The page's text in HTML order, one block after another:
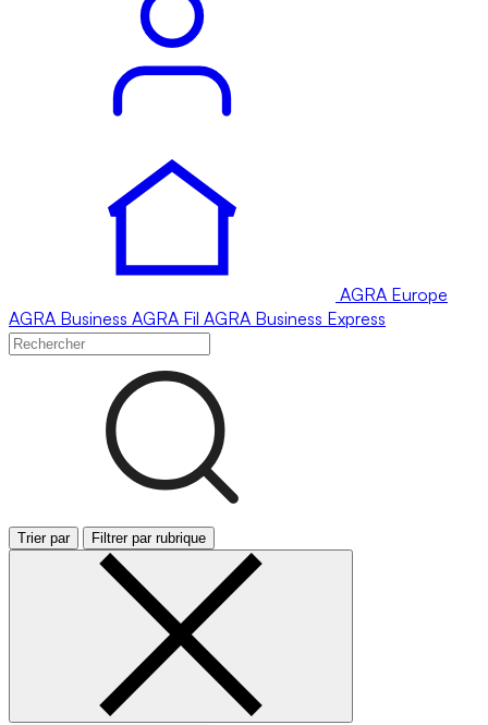
AGRA Europe
AGRA Business AGRA Fil AGRA Business Express
Trier par Filtrer par rubrique